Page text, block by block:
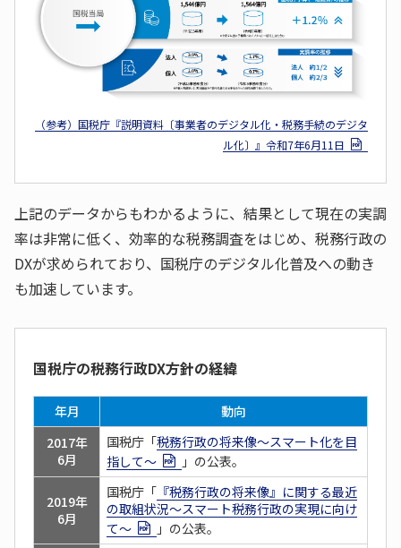
（参考）国税庁『説明資料〔事業者のデジタル化・税務手続のデジタ
ル化〕』令和7年6月11日
上記のデータからもわかるように、結果として現在の実調
率は非常に低く、効率的な税務調査をはじめ、税務行政の
DXが求められており、国税庁のデジタル化普及への動き
も加速しています。
国税庁の税務行政DX方針の経緯
年月
動向
2017年
6月
国税庁「税務行政の将来像～スマート化を目
指して～
」の公表。
2019年
6月
国税庁「 『税務行政の将来像』に関する最近
の取組状況～スマート税務行政の実現に向け
て～
」の公表。